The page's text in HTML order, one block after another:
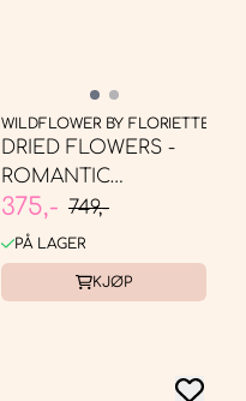
WILDFLOWER BY FLORIETTE
DRIED FLOWERS -
ROMANTIC
BOUQUET - RED
ROSE, ...
375,- 749,-
PÅ LAGER
KJØP